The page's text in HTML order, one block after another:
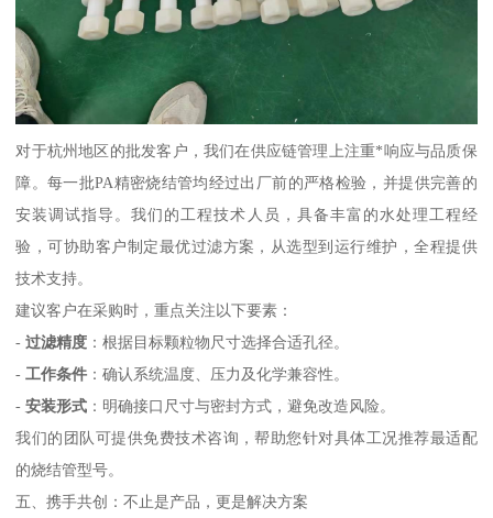
对于杭州地区的批发客户，我们在供应链管理上注重*响应与品质保
障。每一批PA精密烧结管均经过出厂前的严格检验，并提供完善的
安装调试指导。我们的工程技术人员，具备丰富的水处理工程经
验，可协助客户制定最优过滤方案，从选型到运行维护，全程提供
技术支持。
建议客户在采购时，重点关注以下要素：
-过滤精度 ：根据目标颗粒物尺寸选择合适孔径。
-工作条件 ：确认系统温度、压力及化学兼容性。
-安装形式 ：明确接口尺寸与密封方式，避免改造风险。
我们的团队可提供免费技术咨询，帮助您针对具体工况推荐最适配
的烧结管型号。
五、携手共创：不止是产品，更是解决方案